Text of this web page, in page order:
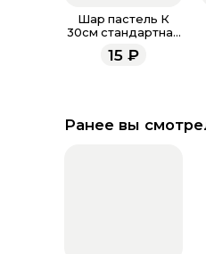
Шар пастель К
30см стандартная
15₽
Ранее вы